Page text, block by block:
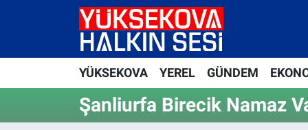
YÜKSEKOVA YEREL GÜNDEM
Şanliurfa Birecik Namaz
Yüksekova Nöbetçi Eczaneler
Yüksekova Hava Durumu
Yüksekova Trafik Yoğunluk Haritası